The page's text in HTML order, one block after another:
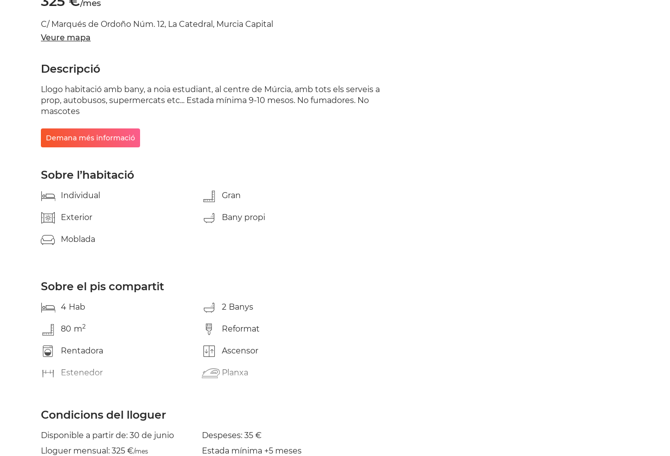
/mes
C/ Marqués de Ordoño Núm. 12, La Catedral, Murcia Capital
Veure mapa
Descripció
Llogo habitació amb bany, a noia estudiant, al centre de Múrcia, amb tots els serveis a
prop, autobusos, supermercats etc... Estada mínima 9-10 mesos. No fumadores. No
mascotes
Demana més informació
Sobre l’habitació
Individual Gran
Exterior Bany propi
Moblada
Sobre el pis compartit
4 Hab 2 Banys
80 m2 Reformat
Rentadora Ascensor
Estenedor Planxa
Condicions del lloguer
Disponible a partir de: 30 de junio
Lloguer mensual: 325 €/mes
Despeses: 35 €
Estada mínima +5 meses